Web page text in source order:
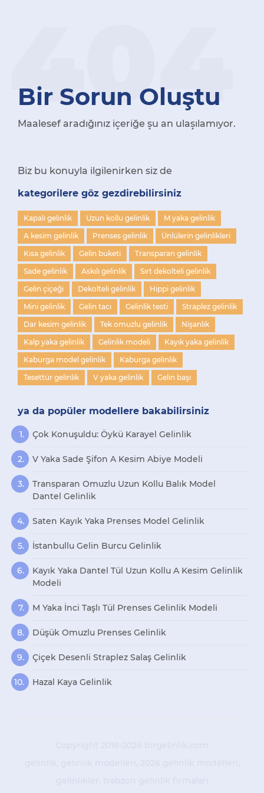
404
Bir Sorun Oluştu
Maalesef aradığınız içeriğe şu an ulaşılamıyor.
Biz bu konuyla ilgilenirken siz de
kategorilere göz gezdirebilirsiniz
Kapalı gelinlik Uzun kollu gelinlik
M yaka gelinlik
A kesim gelinlik
Prenses gelinlik
Ünlülerin gelinlikleri
Kısa gelinlik
Gelin buketi
Transparan gelinlik
Sade gelinlik
Askılı gelinlik
Sırt dekolteli gelinlik
Gelin çiçeği
Dekolteli gelinlik
Hippi gelinlik
Mini gelinlik
Gelin tacı Gelinlik testi
Straplez gelinlik
Dar kesim gelinlik
Tek omuzlu gelinlik
Nişanlık
Kalp yaka gelinlik
Gelinlik modeli
Kayık yaka gelinlik
Kaburga model gelinlik
Kaburga gelinlik
Tesettür gelinlik
V yaka gelinlik Gelin başı
ya da popüler modellere bakabilirsiniz
Çok Konuşuldu: Öykü Karayel Gelinlik
V Yaka Sade Şifon A Kesim Abiye Modeli
Transparan Omuzlu Uzun Kollu Balık Model
Dantel Gelinlik
Saten Kayık Yaka Prenses Model Gelinlik
İstanbullu Gelin Burcu Gelinlik
Kayık Yaka Dantel Tül Uzun Kollu A Kesim Gelinlik
Modeli
M Yaka İnci Taşlı Tül Prenses Gelinlik Modeli
Düşük Omuzlu Prenses Gelinlik
Çiçek Desenli Straplez Salaş Gelinlik
Hazal Kaya Gelinlik